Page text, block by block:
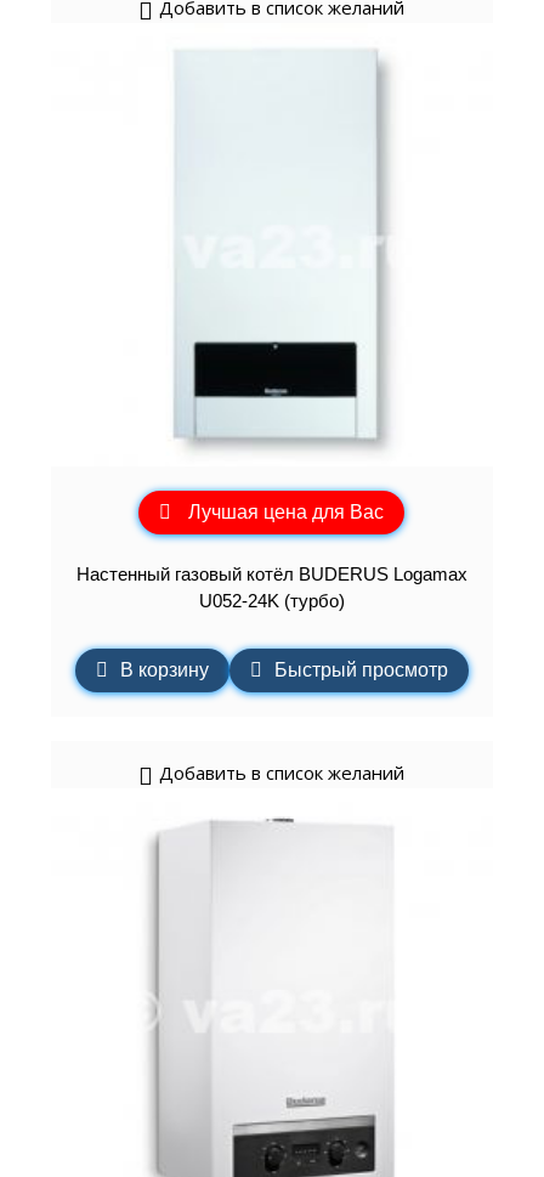
Добавить в список желаний
Лучшая цена для Вас
Настенный газовый котёл BUDERUS Logamax
U052-24K (турбо)
В корзину Быстрый просмотр
Добавить в список желаний